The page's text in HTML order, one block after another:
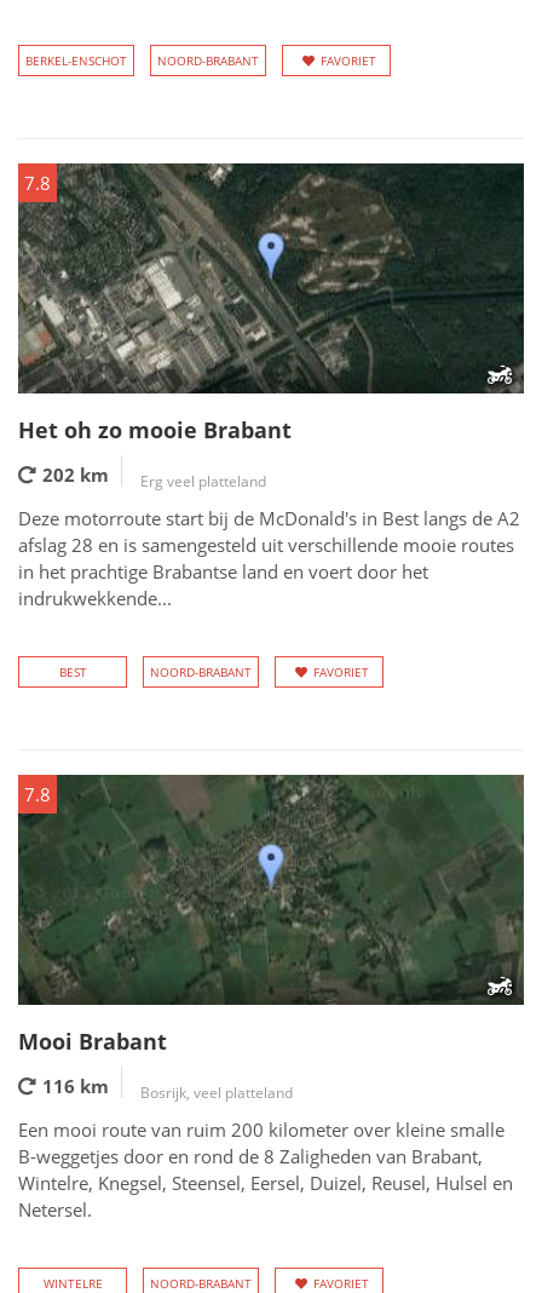
BERKEL-ENSCHOT NOORD-BRABANT FAVORIET
7.8
Het oh zo mooie Brabant
202 km Erg veel platteland
Deze motorroute start bij de McDonald's in Best langs de A2
afslag 28 en is samengesteld uit verschillende mooie routes
in het prachtige Brabantse land en voert door het
indrukwekkende...
BEST NOORD-BRABANT FAVORIET
7.8
Mooi Brabant
116 km Bosrijk, veel platteland
Een mooi route van ruim 200 kilometer over kleine smalle
B-weggetjes door en rond de 8 Zaligheden van Brabant,
Wintelre, Knegsel, Steensel, Eersel, Duizel, Reusel, Hulsel en
Netersel.
WINTELRE NOORD-BRABANT FAVORIET